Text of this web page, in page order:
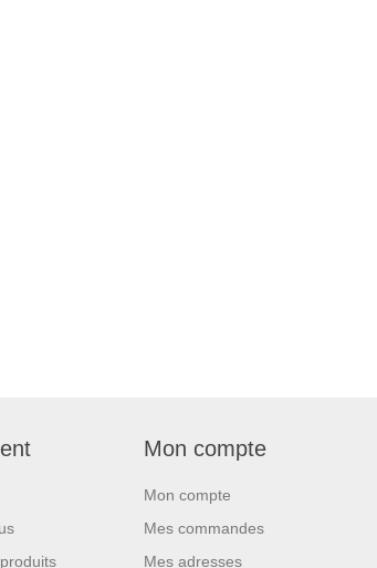
Mon compte
Mon compte
Mes commandes
Mes adresses